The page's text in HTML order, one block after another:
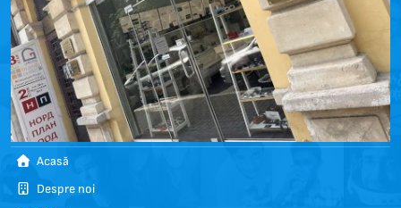
Acasă
Despre noi